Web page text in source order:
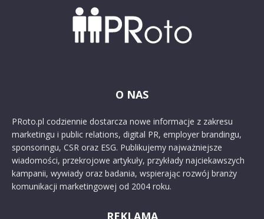
O NAS
PRoto.pl codziennie dostarcza nowe informacje z zakresu
marketingu i public relations, digital PR, employer brandingu,
sponsoringu, CSR oraz ESG. Publikujemy najważniejsze
wiadomości, przekrojowe artykuły, przykłady najciekawszych
kampanii, wywiady oraz badania, wspierając rozwój branży
komunikacji marketingowej od 2004 roku.
REKLAMA